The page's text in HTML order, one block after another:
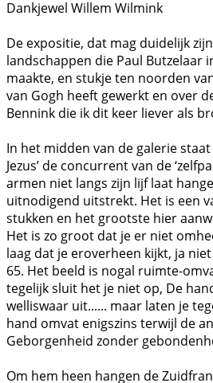
Dankjewel Willem Wilmink
De expositie, dat mag duidelijk
landschappen die Paul Butzelaar
maakte, en stukje ten noorden
van Gogh heeft gewerkt en over
Bennink die ik dit keer liever als
In het midden van de galerie
Jezus’ de concurrent van de
armen niet langs zijn lijf laat
uitnodigend uitstrekt. Het is een
stukken en het grootste hier
Het is zo groot dat je er niet
laag dat je eroverheen kijkt, ja
65. Het beeld is nogal ruimte-
tegelijk sluit het je niet op, De
welliswaar uit...... maar laten je
hand omvat enigszins terwijl de
Geborgenheid zonder
Om hem heen hangen de